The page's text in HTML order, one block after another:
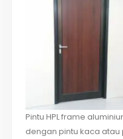
Pintu HPL frame
dengan pintu kaca